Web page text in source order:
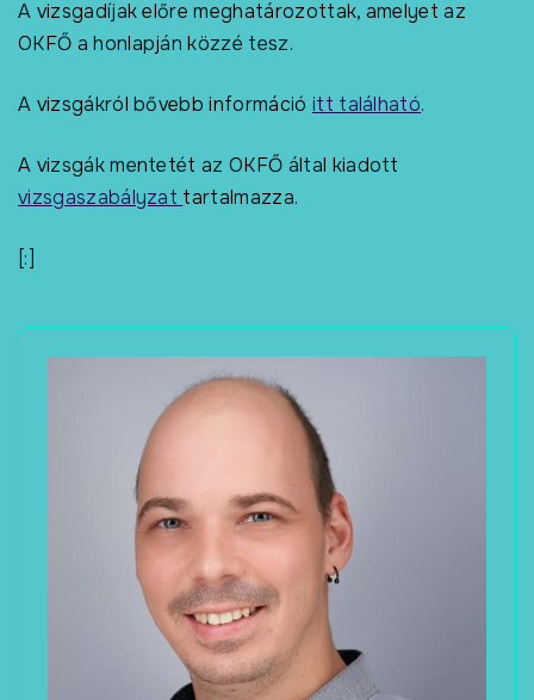
A vizsgadíjak előre meghatározottak, amelyet az
OKFŐ a honlapján közzé tesz.
A vizsgákról bővebb információ itt található.
A vizsgák mentetét az OKFŐ által kiadott
vizsgaszabályzat tartalmazza.
[:]